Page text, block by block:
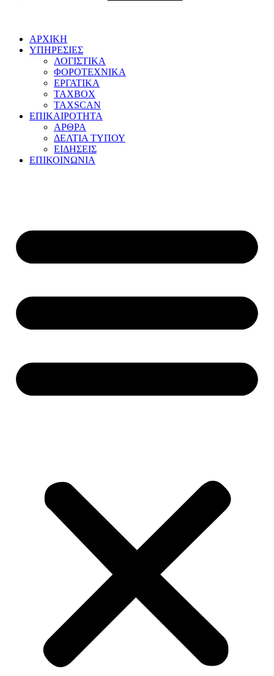
ΑΡΧΙΚΗ
ΥΠΗΡΕΣΙΕΣ
ΛΟΓΙΣΤΙΚΑ
ΦΟΡΟΤΕΧΝΙΚΑ
ΕΡΓΑΤΙΚΑ
TAXBOX
TAXSCAN
ΕΠΙΚΑΙΡΟΤΗΤΑ
ΑΡΘΡΑ
ΔΕΛΤΙΑ ΤΥΠΟΥ
ΕΙΔΗΣΕΙΣ
ΕΠΙΚΟΙΝΩΝΙΑ